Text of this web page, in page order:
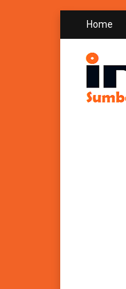
Home